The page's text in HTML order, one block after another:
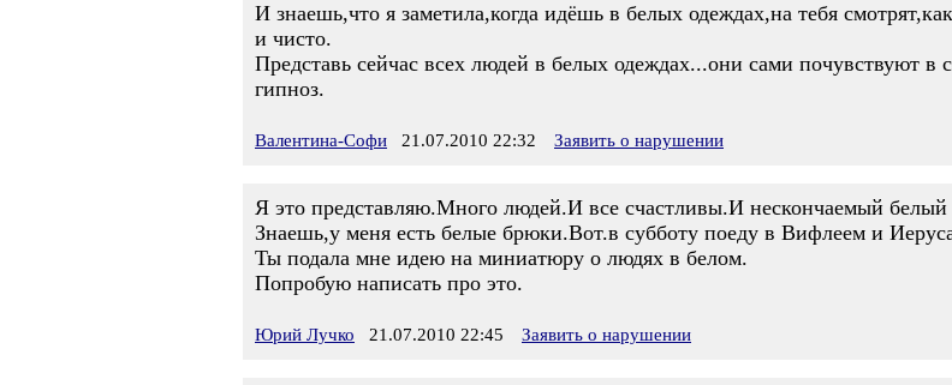
И знаешь,что я заметила,когда идёшь в белых одеждах,на тебя
и чисто.
Представь сейчас всех людей в белых одеждах...они сами почувствуют
гипноз.
Валентина-Софи 21.07.2010 22:32 Заявить о нарушении
Я это представляю.Много людей.И все счастливы.И нескончаемый белый
Знаешь,у меня есть белые брюки.Вот.в субботу поеду в Вифлеем и
Ты подала мне идею на миниатюру о людях в белом.
Попробую написать про это.
Юрий Лучко 21.07.2010 22:45 Заявить о нарушении